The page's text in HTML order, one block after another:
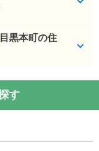
ミ
応が良さそう
ジでは、3枚の施
金・月額料金は
護2、要介護
黒本町の住
アクセス
1
寺駅1.2km武蔵
す